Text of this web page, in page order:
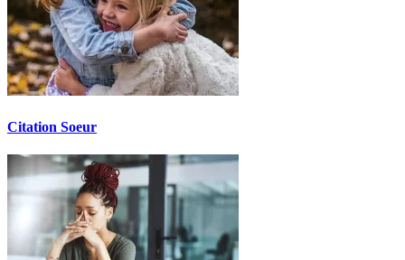
Citation Soeur